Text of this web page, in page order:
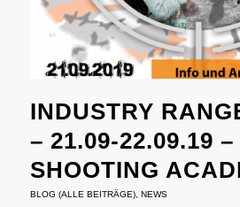
INDUSTRY
– 21.09-22.09.19 –
SHOOTING
BLOG (ALLE BEITRÄGE), NEWS